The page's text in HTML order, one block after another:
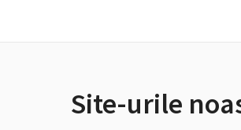
Site-urile